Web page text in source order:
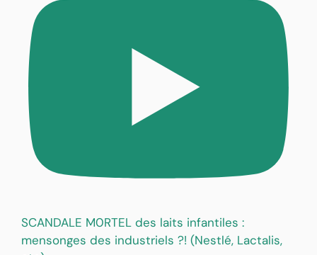
SCANDALE M0RTEL des laits infantiles :
mensonges des industriels ?! (Nestlé, Lactalis,